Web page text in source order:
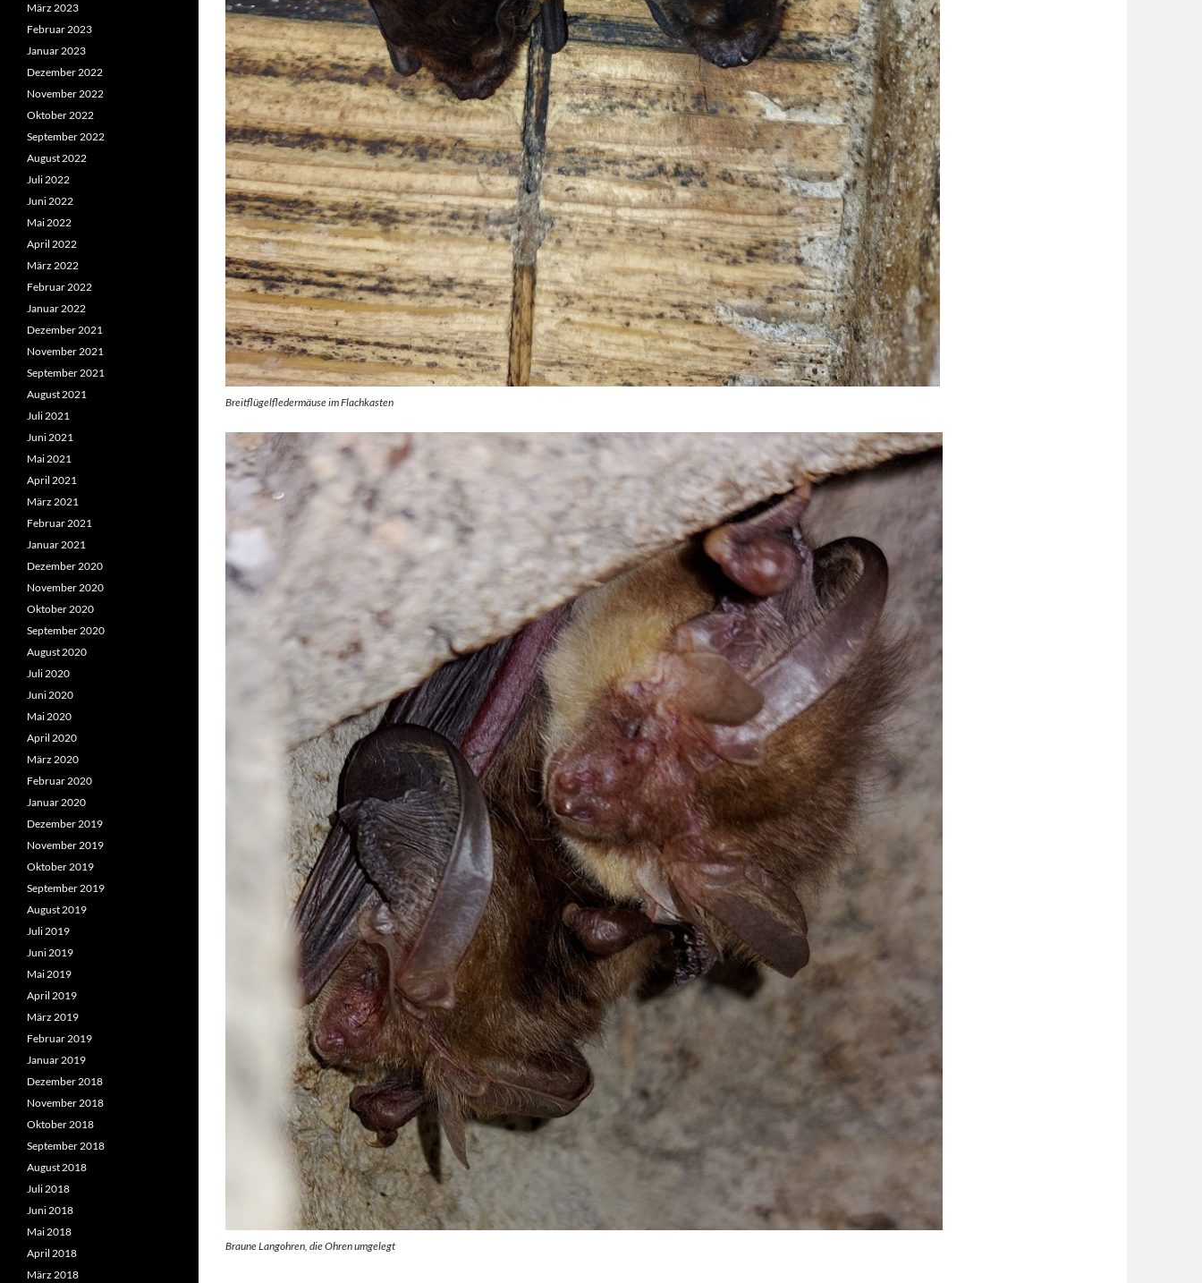
Breitflügelfledermäuse im Flachkasten
Braune Langohren, die Ohren umgelegt
März 2023
Februar 2023
Januar 2023
Dezember 2022
November 2022
Oktober 2022
September 2022
August 2022
Juli 2022
Juni 2022
Mai 2022
April 2022
März 2022
Februar 2022
Januar 2022
Dezember 2021
November 2021
September 2021
August 2021
Juli 2021
Juni 2021
Mai 2021
April 2021
März 2021
Februar 2021
Januar 2021
Dezember 2020
November 2020
Oktober 2020
September 2020
August 2020
Juli 2020
Juni 2020
Mai 2020
April 2020
März 2020
Februar 2020
Januar 2020
Dezember 2019
November 2019
Oktober 2019
September 2019
August 2019
Juli 2019
Juni 2019
Mai 2019
April 2019
März 2019
Februar 2019
Januar 2019
Dezember 2018
November 2018
Oktober 2018
September 2018
August 2018
Juli 2018
Juni 2018
Mai 2018
April 2018
März 2018